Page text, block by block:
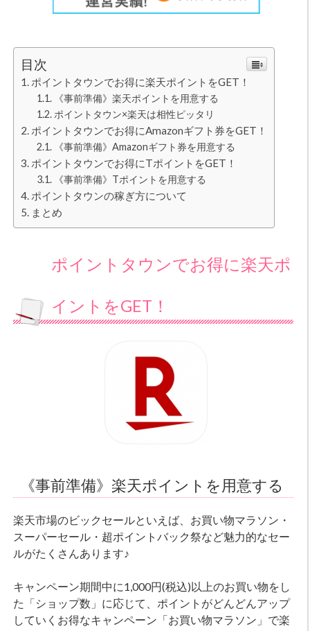
目次
ポイントタウンでお得に楽天ポイントをGET！
《事前準備》楽天ポイントを用意する
ポイントタウン×楽天は相性ピッタリ
ポイントタウンでお得にAmazonギフト券をGET！
《事前準備》Amazonギフト券を用意する
ポイントタウンでお得にTポイントをGET！
《事前準備》Tポイントを用意する
ポイントタウンの稼ぎ方について
まとめ
ポイントタウンでお得に楽天ポ
イントをGET！
《事前準備》楽天ポイントを用意する
楽天市場のビックセールといえば、お買い物マラソン・
スーパーセール・超ポイントバック祭など魅力的なセー
ルがたくさんあります♪
キャンペーン期間中に1,000円(税込)以上のお買い物をし
た「ショップ数」に応じて、ポイントがどんどんアップ
していくお得なキャンペーン「お買い物マラソン」で楽